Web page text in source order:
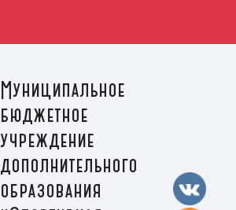
Муниципальное
бюджетное
учреждение
дополнительного
образования